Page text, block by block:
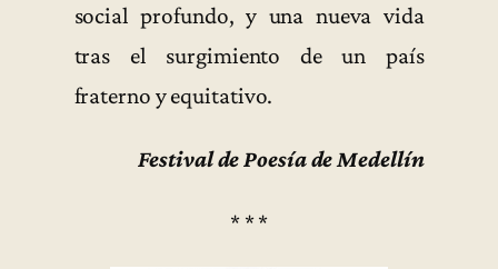
social profundo, y una nueva vida
tras el surgimiento de un país
fraterno y equitativo.
Festival de Poesía de Medellín
* * *